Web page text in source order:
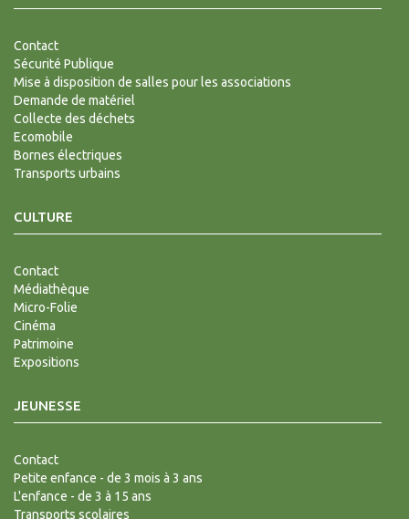
Contact
Sécurité Publique
Mise à disposition de salles pour les associations
Demande de matériel
Collecte des déchets
Ecomobile
Bornes électriques
Transports urbains
CULTURE
Contact
Médiathèque
Micro-Folie
Cinéma
Patrimoine
Expositions
JEUNESSE
Contact
Petite enfance - de 3 mois à 3 ans
L'enfance - de 3 à 15 ans
Transports scolaires